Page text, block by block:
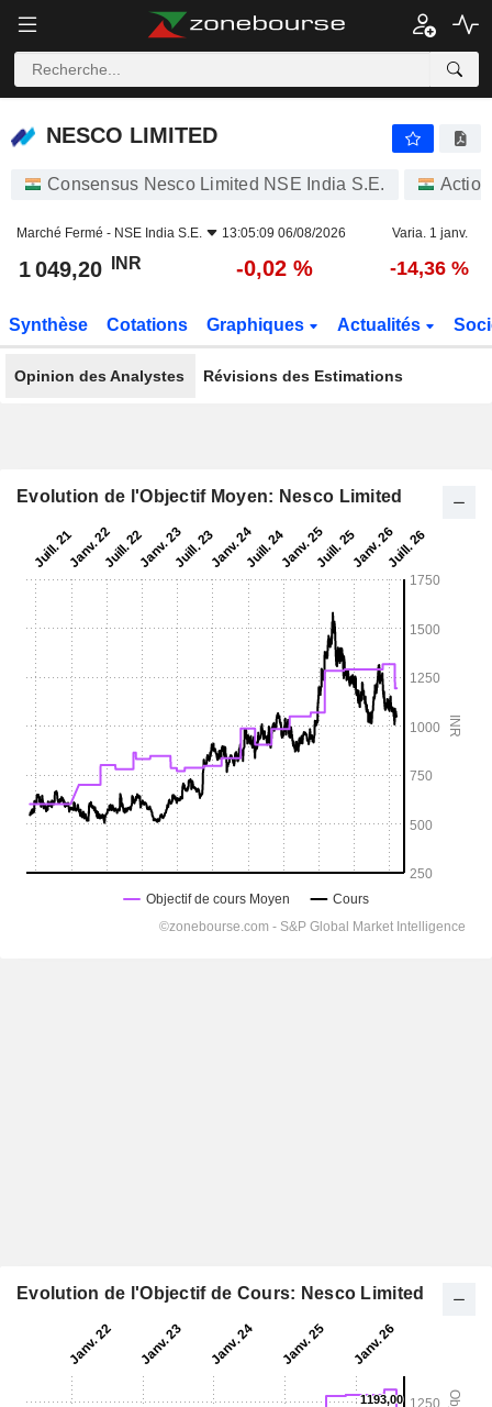
NESCO LIMITED
NESCO LIMITED
Consensus Nesco Limited NSE India S.E.
Marché Fermé - NSE India S.E. 13:05:09 06/08/2026 Varia. 1 janv.
1 049,20 INR -0,02 % -14,36 %
Synthèse Cotations Graphiques Actualités
Opinion des Analystes Révisions des Estimations
Evolution de l'Objectif Moyen: Nesco Limited
Evolution de l'Objectif de Cours: Nesco Limited